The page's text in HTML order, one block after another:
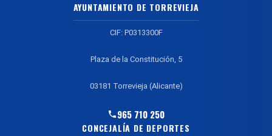
AYUNTAMIENTO DE TORREVIEJA
CIF: P0313300F
Plaza de la Constitución, 5
03181 Torrevieja (Alicante)
965 710 250
CONCEJALÍA DE DEPORTES